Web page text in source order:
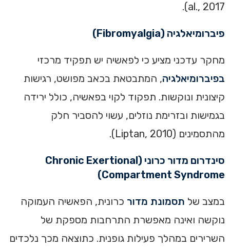
al., 2017).
פיברומיאלגיה (Fibromyalgia)
מחקר עדכני מציע כי לפאשיה יש תפקיד מרכזי
בפיברומיאלגיה, המתבטאת בכאב מפושט, רגישות
קיצונית ונוקשות. תפקוד לקוי בפאשיה, כולל ירידה
בגמישות ובזרימת נוזלים, עשוי להסביר חלק
מהתסמינים (Liptan, 2010).
סינדרום מדור כרוני (Chronic Exertional
Compartment Syndrome)
במצב של תסמונת מדור כרונית, הפאשיה העמוקה
נוקשה ואינה מאפשרת התרחבות מספקת של
השרירים במהלך פעילות גופנית. כתוצאה מכך נלכדים